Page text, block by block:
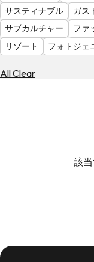
サスティナブル
ガス
サブカルチャー
ファ
リゾート
フォトジェ
All Clear
該